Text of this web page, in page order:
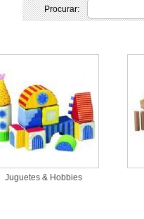
Procurar:
Juguetes & Hobbies